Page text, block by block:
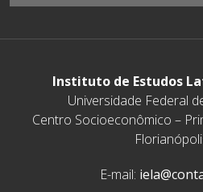
Instituto de Estudos
Universidade Federal
Centro Socioeconômico –
E-mail: